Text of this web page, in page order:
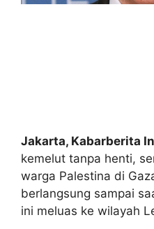
Jakarta, Kabarberita
kemelut tanpa henti,
warga Palestina di
berlangsung sampai
ini meluas ke wilayah